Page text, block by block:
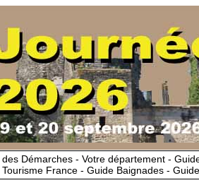
Démarches - Votre département -
France - Guide Baignades -